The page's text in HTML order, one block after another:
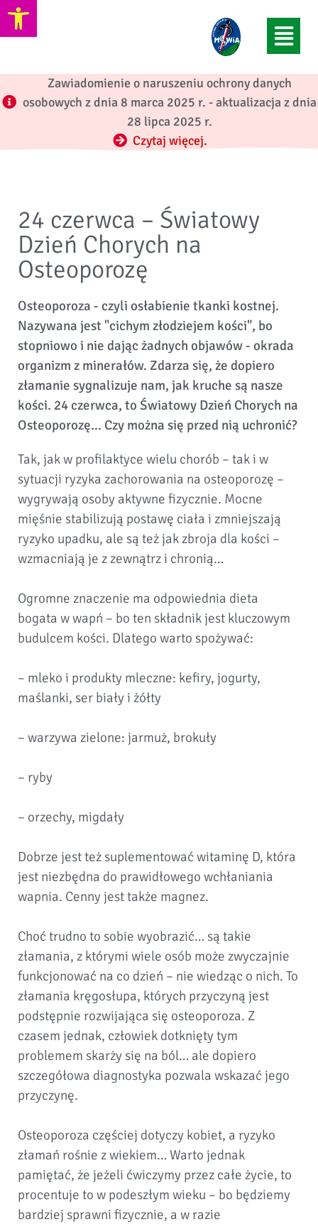
Otwórz pasek narzędzi
Zawiadomienie o naruszeniu ochrony danych
osobowych z dnia 8 marca 2025 r. - aktualizacja z dnia
28 lipca 2025 r.
Czytaj więcej.
24 czerwca – Światowy
Dzień Chorych na
Osteoporozę
Osteoporoza - czyli osłabienie tkanki kostnej.
Nazywana jest "cichym złodziejem kości", bo
stopniowo i nie dając żadnych objawów - okrada
organizm z minerałów. Zdarza się, że dopiero
złamanie sygnalizuje nam, jak kruche są nasze
kości. 24 czerwca, to Światowy Dzień Chorych na
Osteoporozę... Czy można się przed nią uchronić?
Tak, jak w profilaktyce wielu chorób – tak i w
sytuacji ryzyka zachorowania na osteoporozę –
wygrywają osoby aktywne fizycznie. Mocne
mięśnie stabilizują postawę ciała i zmniejszają
ryzyko upadku, ale są też jak zbroja dla kości –
wzmacniają je z zewnątrz i chronią…
Ogromne znaczenie ma odpowiednia dieta
bogata w wapń – bo ten składnik jest kluczowym
budulcem kości. Dlatego warto spożywać:
– mleko i produkty mleczne: kefiry, jogurty,
maślanki, ser biały i żółty
– warzywa zielone: jarmuż, brokuły
– ryby
– orzechy, migdały
Dobrze jest też suplementować witaminę D, która
jest niezbędna do prawidłowego wchłaniania
wapnia. Cenny jest także magnez.
Choć trudno to sobie wyobrazić… są takie
złamania, z którymi wiele osób może zwyczajnie
funkcjonować na co dzień – nie wiedząc o nich. To
złamania kręgosłupa, których przyczyną jest
podstępnie rozwijająca się osteoporoza. Z
czasem jednak, człowiek dotknięty tym
problemem skarży się na ból… ale dopiero
szczegółowa diagnostyka pozwala wskazać jego
przyczynę.
Osteoporoza częściej dotyczy kobiet, a ryzyko
złamań rośnie z wiekiem… Warto jednak
pamiętać, że jeżeli ćwiczymy przez całe życie, to
procentuje to w podeszłym wieku – bo będziemy
bardziej sprawni fizycznie, a w razie